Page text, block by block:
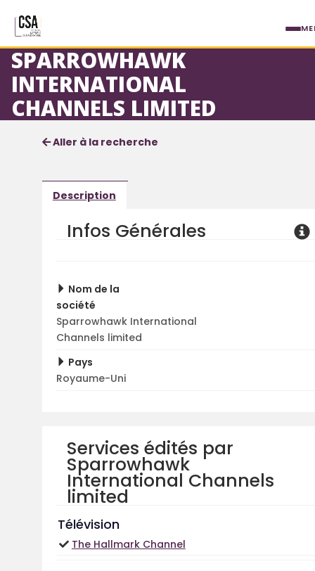
SPARROWHAWK
INTERNATIONAL
CHANNELS LIMITED
Fiche société
Informations détaillées
Aller à la recherche
Description
Infos Générales
Nom de la
société
Sparrowhawk International
Channels limited
Pays
Royaume-Uni
Services édités par
Sparrowhawk
International Channels
limited
Télévision
The Hallmark Channel